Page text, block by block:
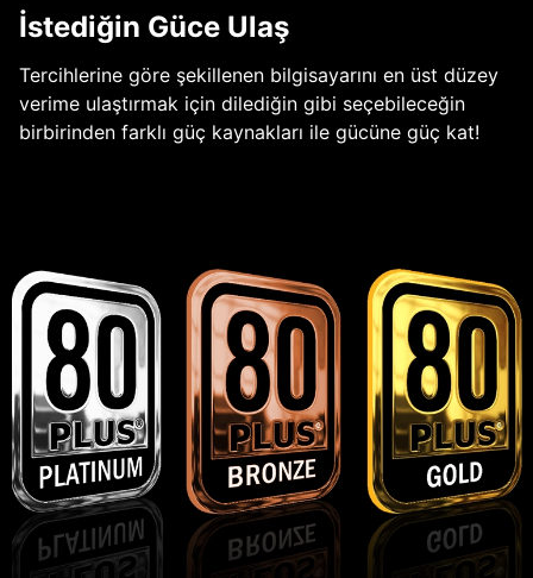
İstediğin Güce Ulaş
Tercihlerine göre şekillenen bilgisayarını en üst düzey
verime ulaştırmak için dilediğin gibi seçebileceğin
birbirinden farklı güç kaynakları ile gücüne güç kat!